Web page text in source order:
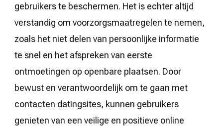
gebruikers te beschermen. Het is echter altijd
verstandig om voorzorgsmaatregelen te nemen,
zoals het niet delen van persoonlijke informatie
te snel en het afspreken van eerste
ontmoetingen op openbare plaatsen. Door
bewust en verantwoordelijk om te gaan met
contacten datingsites, kunnen gebruikers
genieten van een veilige en positieve online